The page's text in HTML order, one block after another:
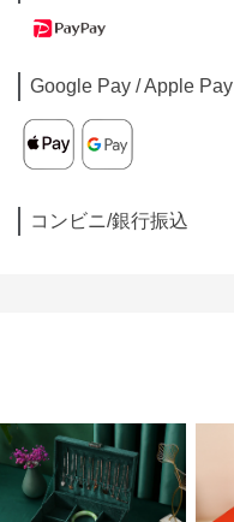
Google Pay / Apple Pay
コンビニ/銀行振込